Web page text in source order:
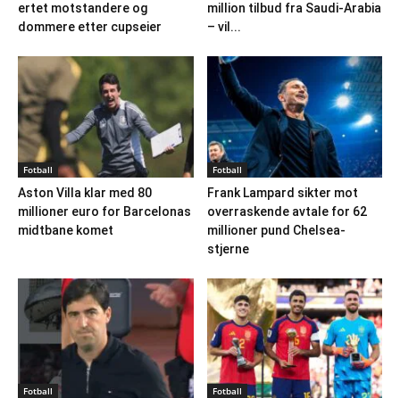
ertet motstandere og
dommere etter cupseier
million tilbud fra Saudi-Arabia
– vil...
Fotball
Aston Villa klar med 80
millioner euro for Barcelonas
midtbane komet
Fotball
Frank Lampard sikter mot
overraskende avtale for 62
millioner pund Chelsea-
stjerne
Fotball Fotball